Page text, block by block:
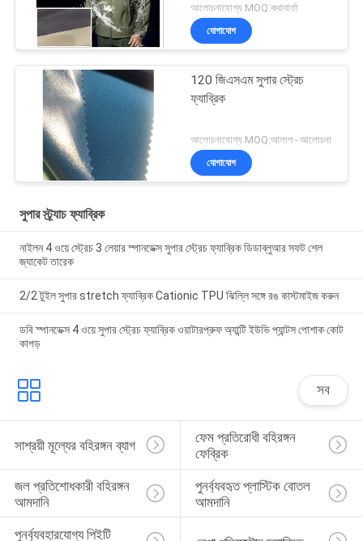
আলোচনাযোগ্য MOQ:কথাবার্তা
যোগাযোগ
120 জিএসএম সুপার স্ট্রেচ
ফ্যাব্রিক
আলোচনাযোগ্য MOQ:আলাপ - আলোচনা
যোগাযোগ
সুপার স্ট্র্যাচ ফ্যাব্রিক
নাইলন 4 ওয়ে স্ট্রেচ 3 লেয়ার স্পানডেক্স সুপার স্ট্রেচ ফ্যাব্রিক ডিডাব্লুআর সফট শেল
জ্যাকেট তারেক
2/2 টুইল সুপার stretch ফ্যাব্রিক Cationic TPU ঝিল্লি সঙ্গে রঙ কাস্টমাইজ করুন
ডবি স্পানডেক্স 4 ওয়ে সুপার স্ট্রেচ ফ্যাব্রিক ওয়াটারপ্রুফ অ্যান্টি ইউভি প্যান্টস পোশাক কোট
কাপড়
সব
সাশ্রয়ী মূল্যের বহিরঙ্গন ব্যাগ
ফেম প্রতিরোধী বহিরঙ্গন
ফেব্রিক
জল প্রতিশোধকারী বহিরঙ্গন
আমদানি
পুনর্ব্যবহৃত প্লাস্টিক বোতল
আমদানি
পুনর্ব্যবহারযোগ্য পিইটি